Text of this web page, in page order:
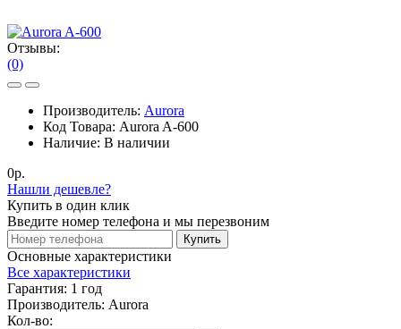
Отзывы:
(0)
Производитель: Aurora
Код Товара: Aurora A-600
Наличие: В наличии
0р.
Нашли дешевле?
Купить в один клик
Введите номер телефона и мы перезвоним
Купить
Основные характеристики
Все характеристики
Гарантия: 1 год
Производитель: Aurora
Кол-во: